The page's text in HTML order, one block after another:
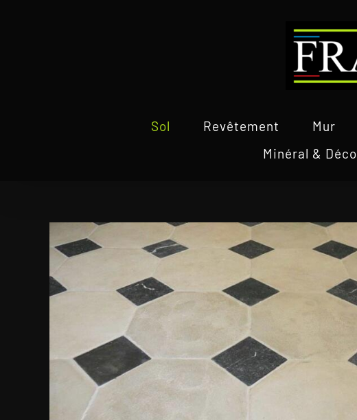
Sol Revêtement Mur
Minéral & Déco